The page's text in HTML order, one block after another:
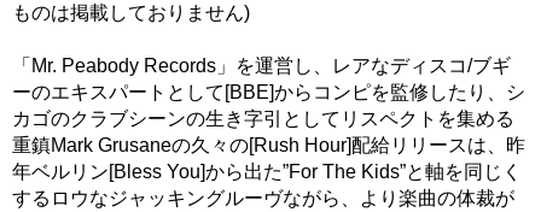
ものは掲載しておりません)
「Mr. Peabody Records」を運営し、レアなディスコ/ブギ
ーのエキスパートとして[BBE]からコンピを監修したり、シ
カゴのクラブシーンの生き字引としてリスペクトを集める
重鎮Mark Grusaneの久々の[Rush Hour]配給リリースは、昨
年ベルリン[Bless You]から出た”For The Kids”と軸を同じく
するロウなジャッキングルーヴながら、より楽曲の体裁が